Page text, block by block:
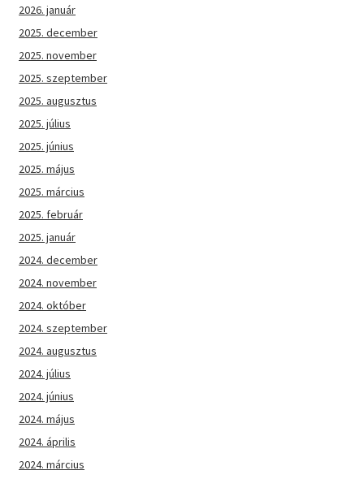
2026. január
2025. december
2025. november
2025. szeptember
2025. augusztus
2025. július
2025. június
2025. május
2025. március
2025. február
2025. január
2024. december
2024. november
2024. október
2024. szeptember
2024. augusztus
2024. július
2024. június
2024. május
2024. április
2024. március